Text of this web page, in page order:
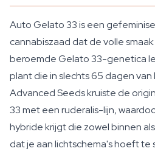
Auto Gelato 33 is een
cannabiszaad dat de volle
beroemde Gelato 33-genetica
plant die in slechts 65 dagen
Advanced Seeds kruiste de
33 met een ruderalis-lijn,
hybride krijgt die zowel binnen
dat je aan lichtschema's hoeft